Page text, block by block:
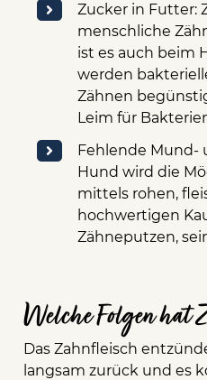
Zucker in Futter:
menschliche
ist es auch beim
werden
Zähnen
Leim für
Fehlende Mund-
Hund wird die
mittels rohen,
hochwertigen
Zähneputzen,
Welche Folgen hat
Das Zahnfleisch
langsam zurück und es